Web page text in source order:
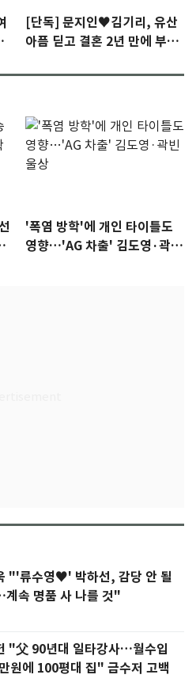
[단독] 문지인♥김기리, 유산
아픔 딛고 결혼 2년 만에 부모
'폭염 방학'에 개인 타이틀도
영향…'AG 차출' 김도영·곽빈
"'류수영♥' 박하선, 감당 안 될
속 명품 사 나를 것"
"父 90년대 일타강사…월수입
원에 100평대 집" 금수저 고백